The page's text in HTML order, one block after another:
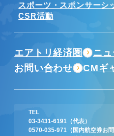
TEL
03-3431-6191
（代表）
0570-035-971
（国内航空券お
スポーツ・スポンサーシ
CSR活動
エアトリ経済圏 ニ
お問い合わせ
CMギ